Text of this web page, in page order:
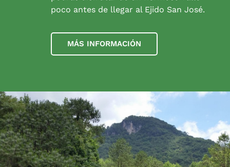
poco antes de llegar al Ejido San José.
MÁS INFORMACIÓN